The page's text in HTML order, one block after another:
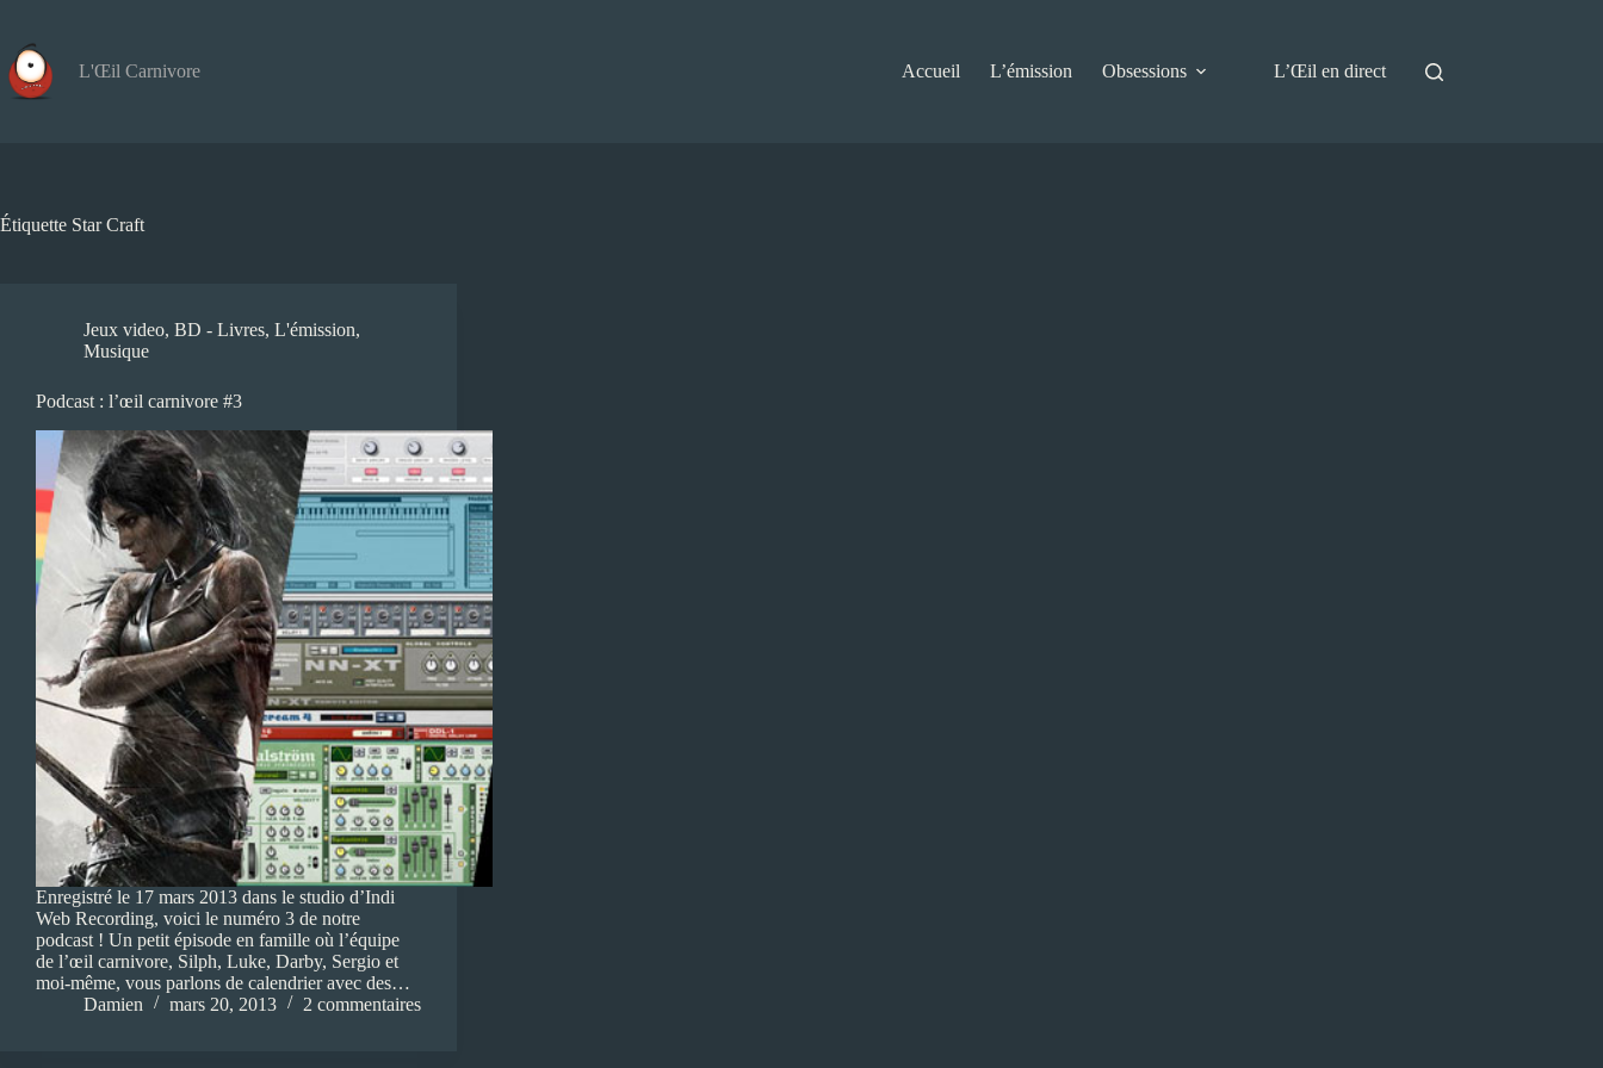
contenu
L'Œil Carnivore
Accueil L’émission Obsessions L’Œil en direct
Étiquette Star Craft
Jeux video, BD - Livres, L'émission,
Musique
Podcast : l’œil carnivore #3
Enregistré le 17 mars 2013 dans le studio d’Indi
Web Recording, voici le numéro 3 de notre
podcast ! Un petit épisode en famille où l’équipe
de l’œil carnivore, Silph, Luke, Darby, Sergio et
moi-même, vous parlons de calendrier avec des…
Damien
mars 20, 2013 2 commentaires